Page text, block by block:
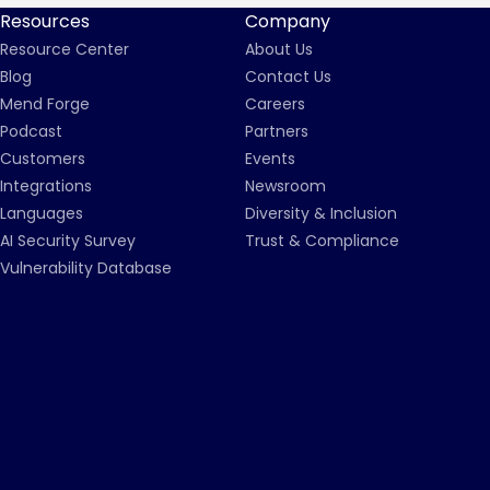
Resources
Resource Center
Blog
Mend Forge
Podcast
Customers
Integrations
Languages
AI Security Survey
Vulnerability Database
Company
About Us
Contact Us
Careers
Partners
Events
Newsroom
Diversity & Inclusion
Trust & Compliance